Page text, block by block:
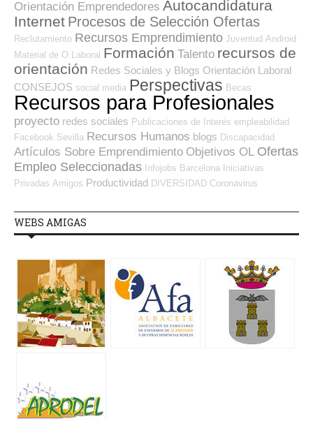
Orientación Emprendedores Autocandidatura
Internet Procesos de Selección Ofertas
Reclutamiento Recursos Emprendimiento Juventud Android
Material de O.Laboral Formación Talento recursos de
orientación Redes Sociales y Blogs Orientación Laboral
CONSEJOS social media Perspectivas Becas
Recursos para Profesionales
proyecto redes sociales Publicaciones de Interés empleabilidad
Facebook Sevilla Recursos Humanos blogs Discapacidad
Artículos Sobre Emprendimiento Objetivos OL Ofertas
Empleo Seleccionadas Infojobs Barcelona Iniciativas
Privadas Amigos Productividad DIVERSIDAD Coronavirus
WEBS AMIGAS